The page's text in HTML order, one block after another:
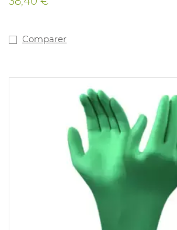
gants NeoTouch sont dotés d'un
alcools) est plus importante et les
pharmaceutique.
Comparer